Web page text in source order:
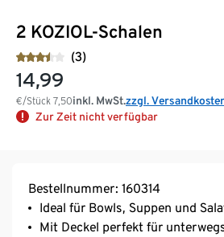
2 KOZIOL-Schalen
(3)
14,99
€/Stück 7,50inkl. MwSt.zzgl.
Zur Zeit nicht verfügbar
Bestellnummer: 160314
Ideal für Bowls, Suppen und
Mit Deckel perfekt für